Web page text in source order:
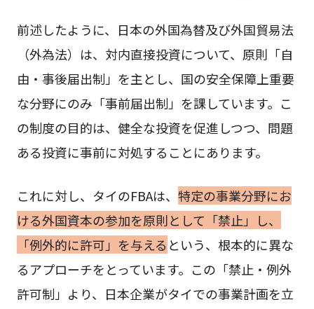
前述したように、日本の外国為替及び外国貿易法
（外為法）は、対内直接投資について、原則「自
由・事後届出制」を主とし、国の安全保障上重要
な分野にのみ「事前届出制」を課しています。こ
の制度の目的は、健全な投資を促進しつつ、問題
ある投資に事前に対処することにあります。
これに対し、タイのFBAは、 特定の事業分野にお
ける外国資本の参加を原則として「禁止」し、
「例外的に許可」を与える という、根本的に異な
るアプローチをとっています。この「禁止・例外
許可制」より、日本企業がタイでの事業計画を立